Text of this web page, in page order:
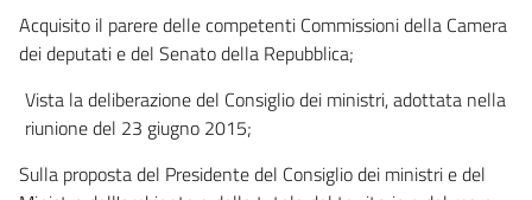
Allegato 5
Allegato 6
Allegato A
Acquisito il parere delle competenti Commissioni della Camera
dei deputati e del Senato della Repubblica;
Vista la deliberazione del Consiglio dei ministri, adottata nella
riunione del 23 giugno 2015;
Sulla proposta del Presidente del Consiglio dei ministri e del